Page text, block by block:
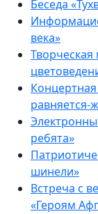
Беседа
века»
Творческая
равняется-
ребята»
шинели»
Встреча с
«Героям